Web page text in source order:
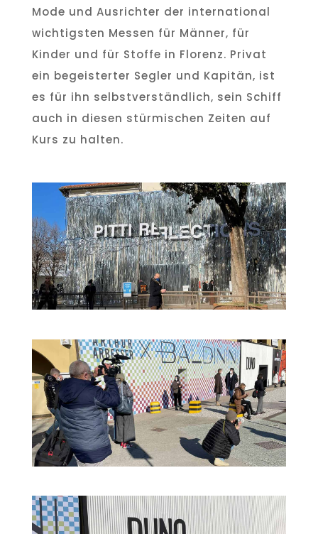
Mode und Ausrichter der international
wichtigsten Messen für Männer, für
Kinder und für Stoffe in Florenz. Privat
ein begeisterter Segler und Kapitän, ist
es für ihn selbstverständlich, sein Schiff
auch in diesen stürmischen Zeiten auf
Kurs zu halten.